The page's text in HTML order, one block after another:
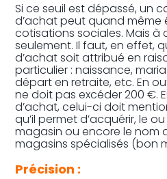
Si ce seuil est dépassé, un
d’achat peut quand même
cotisations sociales. Mais à
seulement. Il faut, en effet,
d’achat soit attribué en
particulier : naissance,
départ en retraite, etc. En
ne doit pas excéder 200 €.
d’achat, celui-ci doit
qu’il permet d’acquérir, le
magasin ou encore le nom
magasins spécialisés (bon
Précision :